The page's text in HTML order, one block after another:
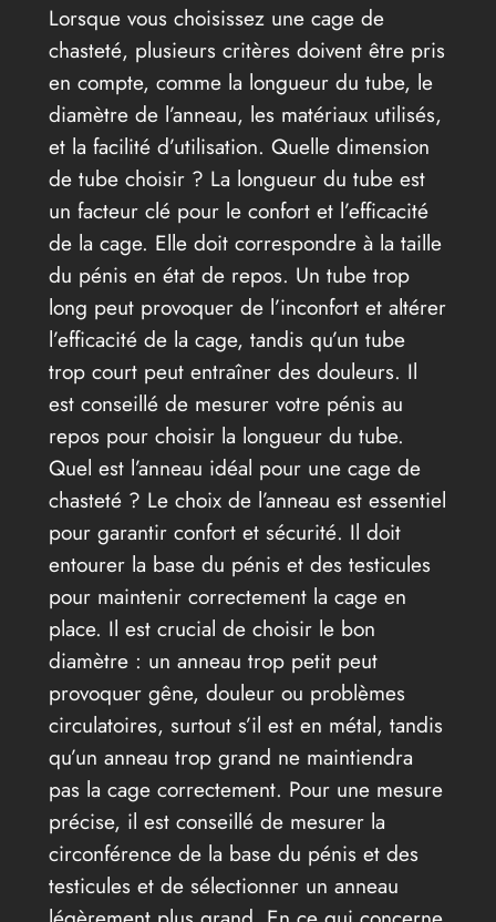
Lorsque vous choisissez une cage de
chasteté, plusieurs critères doivent être pris
en compte, comme la longueur du tube, le
diamètre de l’anneau, les matériaux utilisés,
et la facilité d’utilisation. Quelle dimension
de tube choisir ? La longueur du tube est
un facteur clé pour le confort et l’efficacité
de la cage. Elle doit correspondre à la taille
du pénis en état de repos. Un tube trop
long peut provoquer de l’inconfort et altérer
l’efficacité de la cage, tandis qu’un tube
trop court peut entraîner des douleurs. Il
est conseillé de mesurer votre pénis au
repos pour choisir la longueur du tube.
Quel est l’anneau idéal pour une cage de
chasteté ? Le choix de l’anneau est essentiel
pour garantir confort et sécurité. Il doit
entourer la base du pénis et des testicules
pour maintenir correctement la cage en
place. Il est crucial de choisir le bon
diamètre : un anneau trop petit peut
provoquer gêne, douleur ou problèmes
circulatoires, surtout s’il est en métal, tandis
qu’un anneau trop grand ne maintiendra
pas la cage correctement. Pour une mesure
précise, il est conseillé de mesurer la
circonférence de la base du pénis et des
testicules et de sélectionner un anneau